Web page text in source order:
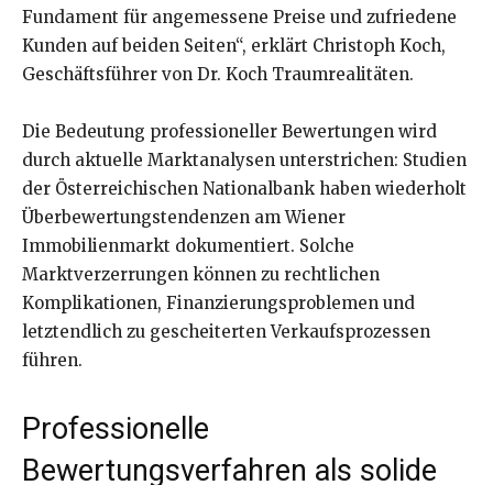
Fundament für angemessene Preise und zufriedene
Kunden auf beiden Seiten“, erklärt Christoph Koch,
Geschäftsführer von Dr. Koch Traumrealitäten.
Die Bedeutung professioneller Bewertungen wird
durch aktuelle Marktanalysen unterstrichen: Studien
der Österreichischen Nationalbank haben wiederholt
Überbewertungstendenzen am Wiener
Immobilienmarkt dokumentiert. Solche
Marktverzerrungen können zu rechtlichen
Komplikationen, Finanzierungsproblemen und
letztendlich zu gescheiterten Verkaufsprozessen
führen.
Professionelle
Bewertungsverfahren als solide